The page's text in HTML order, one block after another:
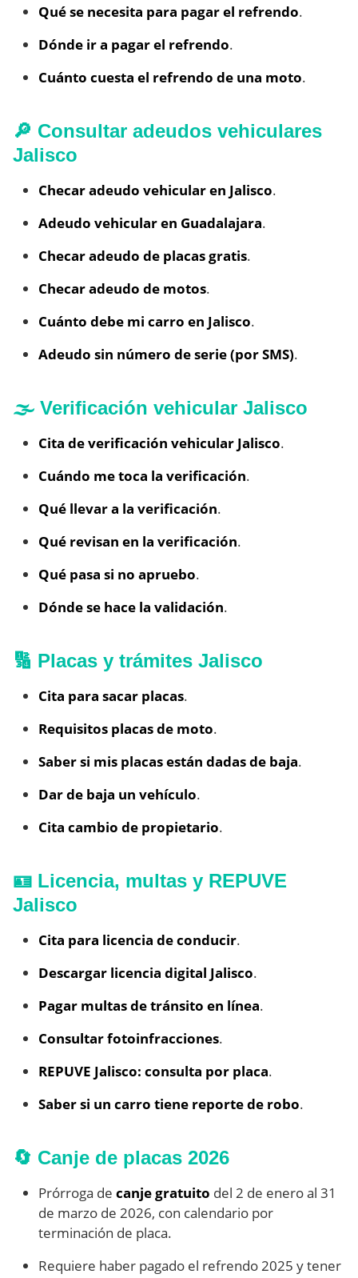
Qué se necesita para pagar el refrendo.
Dónde ir a pagar el refrendo.
Cuánto cuesta el refrendo de una moto.
🔎 Consultar adeudos vehiculares
Jalisco
Checar adeudo vehicular en Jalisco.
Adeudo vehicular en Guadalajara.
Checar adeudo de placas gratis.
Checar adeudo de motos.
Cuánto debe mi carro en Jalisco.
Adeudo sin número de serie (por SMS).
🌫️ Verificación vehicular Jalisco
Cita de verificación vehicular Jalisco.
Cuándo me toca la verificación.
Qué llevar a la verificación.
Qué revisan en la verificación.
Qué pasa si no apruebo.
Dónde se hace la validación.
🔢 Placas y trámites Jalisco
Cita para sacar placas.
Requisitos placas de moto.
Saber si mis placas están dadas de baja.
Dar de baja un vehículo.
Cita cambio de propietario.
🪪 Licencia, multas y REPUVE
Jalisco
Cita para licencia de conducir.
Descargar licencia digital Jalisco.
Pagar multas de tránsito en línea.
Consultar fotoinfracciones.
REPUVE Jalisco: consulta por placa.
Saber si un carro tiene reporte de robo.
🔄 Canje de placas 2026
Prórroga de canje gratuito del 2 de enero al 31
de marzo de 2026, con calendario por
terminación de placa.
Requiere haber pagado el refrendo 2025 y tener